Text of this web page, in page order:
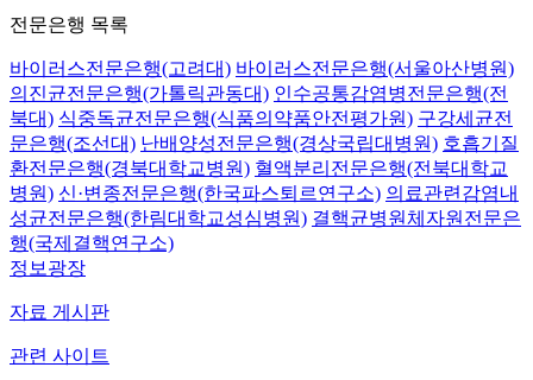
전문은행 목록
바이러스전문은행(고려대) 바이러스전문은행(서울아산병원)
의진균전문은행(가톨릭관동대) 인수공통감염병전문은행(전
북대) 식중독균전문은행(식품의약품안전평가원) 구강세균전
문은행(조선대) 난배양성전문은행(경상국립대병원) 호흡기질
환전문은행(경북대학교병원) 혈액분리전문은행(전북대학교
병원) 신·변종전문은행(한국파스퇴르연구소) 의료관련감염내
성균전문은행(한림대학교성심병원) 결핵균병원체자원전문은
행(국제결핵연구소)
정보광장
자료 게시판
관련 사이트